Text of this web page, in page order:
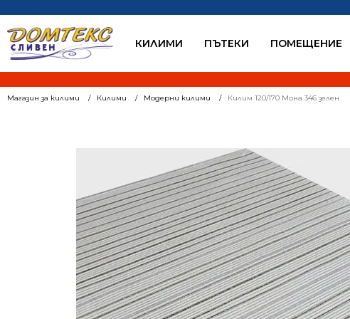
КИЛИМИ ПЪТЕКИ ПОМЕЩЕНИЕ
Магазин за килими Килими Модерни килими Килим 120/170 Мона 346 зелен